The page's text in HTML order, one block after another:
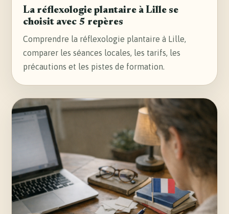
La réflexologie plantaire à Lille se
choisit avec 5 repères
Comprendre la réflexologie plantaire à Lille,
comparer les séances locales, les tarifs, les
précautions et les pistes de formation.